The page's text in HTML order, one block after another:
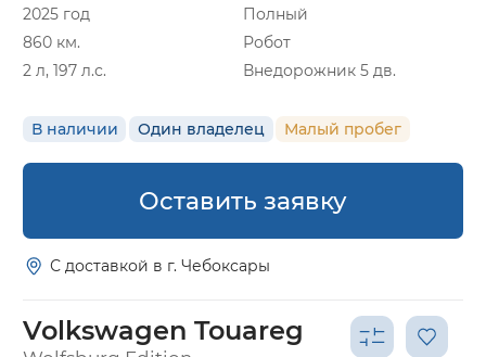
2025 год
Полный
860 км.
Робот
2 л, 197 л.с.
Внедорожник 5 дв.
В наличии Один владелец Малый пробег
Оставить заявку
С доставкой в г. Чебоксары
Volkswagen Touareg